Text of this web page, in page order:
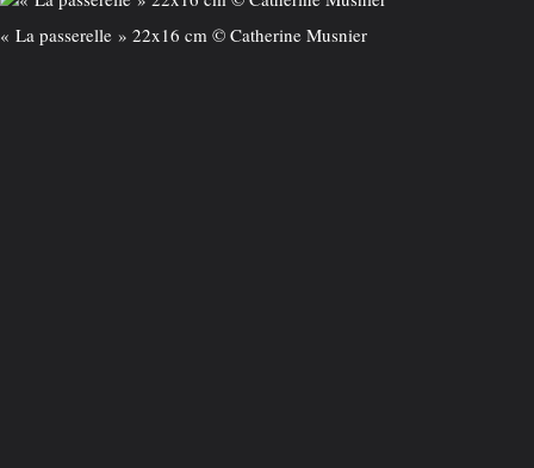
« La passerelle » 22x16 cm © Catherine Musnier